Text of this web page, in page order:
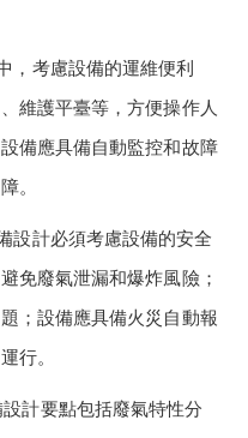
，考慮設備的運維便利
維護平臺等，方便操作人
備應具備自動監控和故障
。
設計必須考慮設備的安全
免廢氣泄漏和爆炸風險；
；設備應具備火災自動報
行。
計要點包括廢氣特性分